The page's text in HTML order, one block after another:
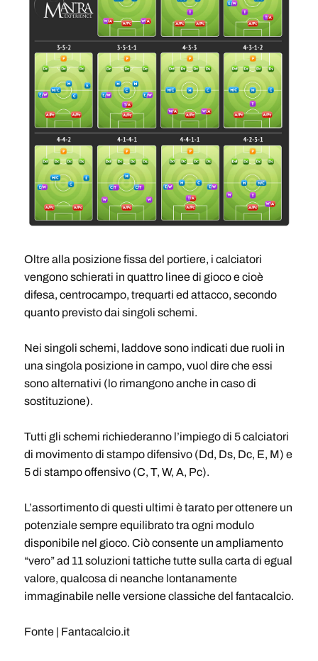
Oltre alla posizione fissa del portiere, i calciatori
vengono schierati in quattro linee di gioco e cioè
difesa, centrocampo, trequarti ed attacco, secondo
quanto previsto dai singoli schemi.
Nei singoli schemi, laddove sono indicati due ruoli in
una singola posizione in campo, vuol dire che essi
sono alternativi (lo rimangono anche in caso di
sostituzione).
Tutti gli schemi richiederanno l’impiego di 5 calciatori
di movimento di stampo difensivo (Dd, Ds, Dc, E, M) e
5 di stampo offensivo (C, T, W, A, Pc).
L’assortimento di questi ultimi è tarato per ottenere un
potenziale sempre equilibrato tra ogni modulo
disponibile nel gioco. Ciò consente un ampliamento
“vero” ad 11 soluzioni tattiche tutte sulla carta di egual
valore, qualcosa di neanche lontanamente
immaginabile nelle versione classiche del fantacalcio.
Fonte | Fantacalcio.it